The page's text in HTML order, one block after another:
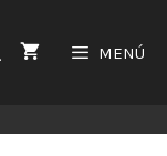
MENÚ